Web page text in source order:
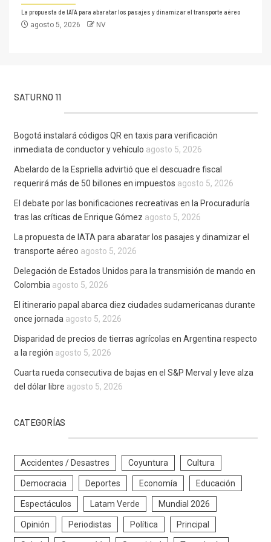
La propuesta de IATA para abaratar los pasajes y dinamizar el transporte aéreo
agosto 5, 2026 NV
SATURNO 11
Bogotá instalará códigos QR en taxis para verificación
inmediata de conductor y vehículo agosto 5, 2026
Abelardo de la Espriella advirtió que el descuadre fiscal
requerirá más de 50 billones en impuestos agosto 5, 2026
El debate por las bonificaciones recreativas en la Procuraduría
tras las críticas de Enrique Gómez agosto 5, 2026
La propuesta de IATA para abaratar los pasajes y dinamizar el
transporte aéreo agosto 5, 2026
Delegación de Estados Unidos para la transmisión de mando en
Colombia agosto 5, 2026
El itinerario papal abarca diez ciudades sudamericanas durante
once jornada agosto 5, 2026
Disparidad de precios de tierras agrícolas en Argentina respecto
a la región agosto 5, 2026
Cuarta rueda consecutiva de bajas en el S&P Merval y leve alza
del dólar libre agosto 5, 2026
CATEGORÍAS
Accidentes / Desastres Coyuntura Cultura
Democracia Deportes Economía Educación
Espectáculos Latam Verde Mundial 2026
Opinión Periodistas Política Principal